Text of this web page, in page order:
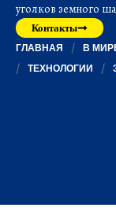
уголков земного
Контакты
ГЛАВНАЯ В
ТЕХНОЛОГИИ